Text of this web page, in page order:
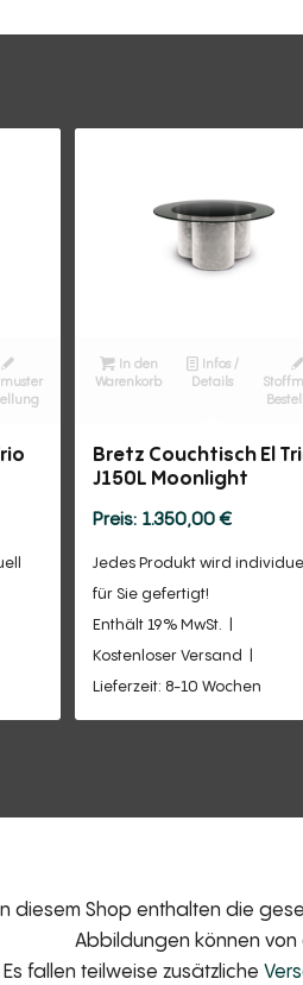
In den
Warenkorb
Infos /
Details
Bretz Couchtisch El
J150L Moonlight
1.350,00€
Jedes Produkt wird
für Sie gefertigt!
Enthält 19% MwSt.
Kostenloser Versand
Lieferzeit: 8-10 Wochen
diesem Shop enthalten die
Abbildungen können
Es fallen teilweise zusätzliche